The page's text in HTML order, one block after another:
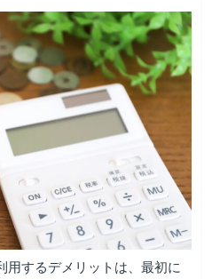
用するデメリットは、最初に